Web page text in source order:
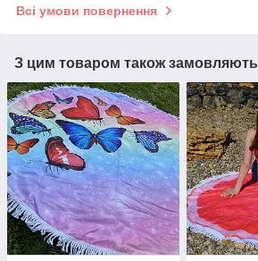
Всі умови повернення
З цим товаром також замовляють